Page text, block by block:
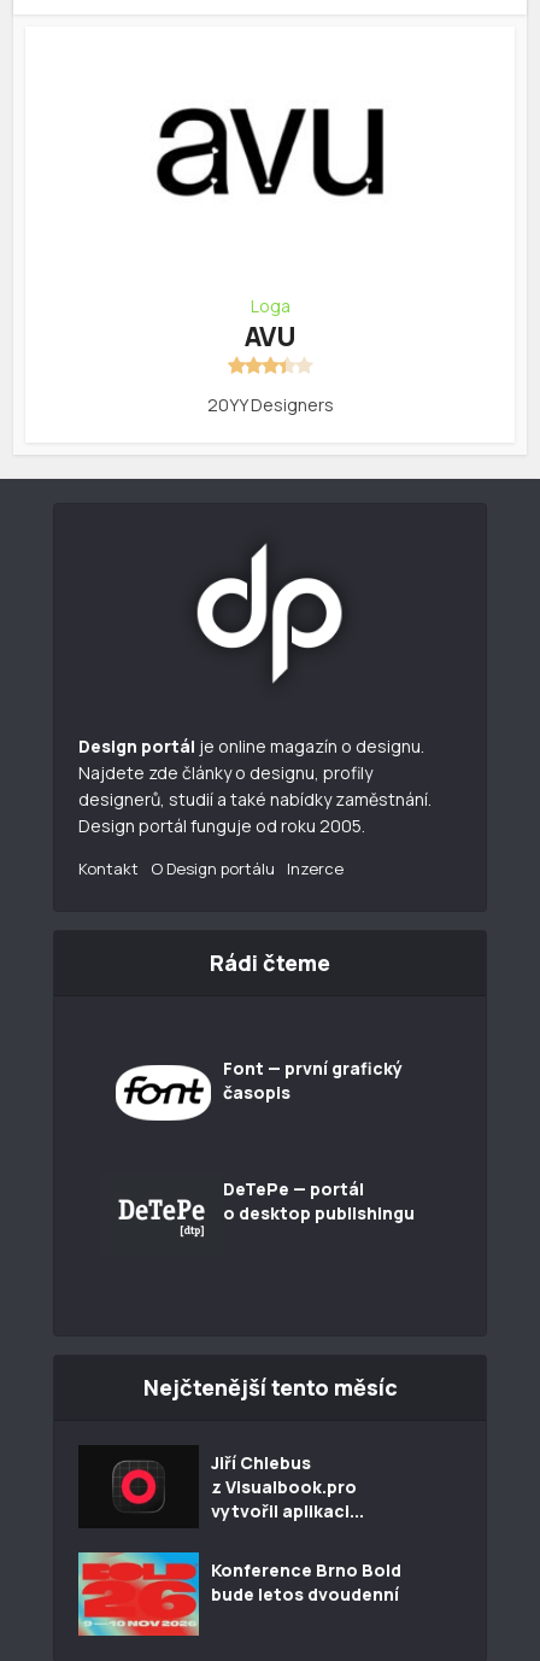
Loga
AVU
20YY Designers
Design portál je online magazín o designu.
Najdete zde články o designu, profily
designerů, studií a také nabídky zaměstnání.
Design portál funguje od roku 2005.
Kontakt O Design portálu Inzerce
Rádi čteme
Font — první grafický
časopis
DeTePe — portál
o desktop publishingu
Nejčtenější tento měsíc
Jiří Chlebus
z Visualbook.pro
vytvořil aplikaci...
Konference Brno Bold
bude letos dvoudenní